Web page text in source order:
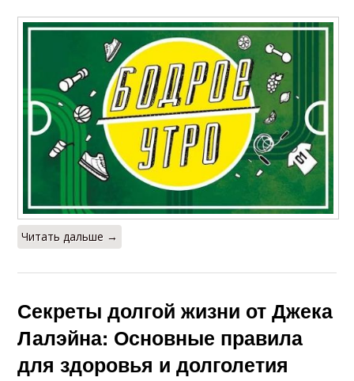
Читать дальше →
Секреты долгой жизни от Джека
Лалэйна: Основные правила
для здоровья и долголетия